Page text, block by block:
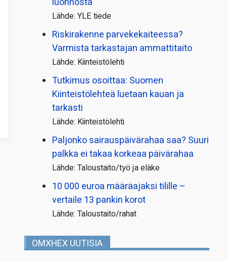
Lähde: YLE tiede
Riskirakenne parvekekaiteessa?
Varmista tarkastajan ammattitaito
Lähde: Kiinteistölehti
Tutkimus osoittaa: Suomen
Kiinteistölehteä luetaan kauan ja
tarkasti
Lähde: Kiinteistölehti
Paljonko sairauspäivä­rahaa saa? Suuri
palkka ei takaa korkeaa päivärahaa
Lähde: Taloustaito/työ ja eläke
10 000 euroa määräajaksi tilille –
vertaile 13 pankin korot
Lähde: Taloustaito/rahat
OMXHEX UUTISIA